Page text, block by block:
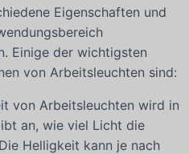
Eigenschaften und
Einige der wichtigsten
von Arbeitsleuchten sind:
von Arbeitsleuchten wird in
an, wie viel Licht die
Helligkeit kann je nach